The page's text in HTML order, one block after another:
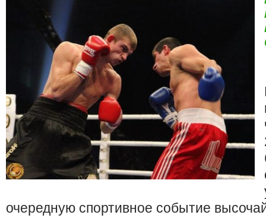
очередную спортивное событие